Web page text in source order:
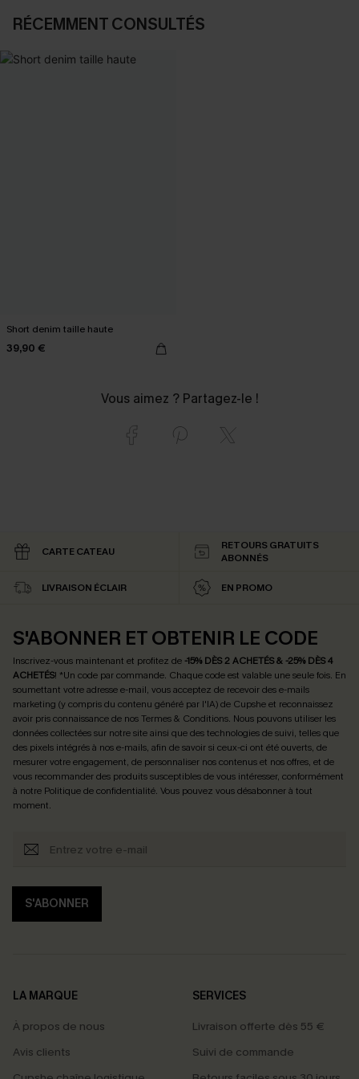
RÉCEMMENT CONSULTÉS
Short denim taille haute
39,90 €
Vous aimez ? Partagez-le !
CARTE CATEAU
RETOURS GRATUITS
ABONNÉS
LIVRAISON ÉCLAIR EN PROMO
S'ABONNER ET OBTENIR LE CODE
Inscrivez-vous maintenant et profitez de -15% DÈS 2 ACHETÉS & -25% DÈS 4
ACHETÉS! *Un code par commande. Chaque code est valable une seule fois. En
soumettant votre adresse e-mail, vous acceptez de recevoir des e-mails
marketing (y compris du contenu généré par l'IA) de Cupshe et reconnaissez
avoir pris connaissance de nosTermes & Conditions. Nous pouvons utiliser les
données collectées sur notre site ainsi que des technologies de suivi, telles que
des pixels intégrés à nos e-mails, afin de savoir si ceux-ci ont été ouverts, de
mesurer votre engagement, de personnaliser nos contenus et nos offres, et de
vous recommander des produits susceptibles de vous intéresser, conformément
à notre Politique de confidentialité. Vous pouvez vous désabonner à tout
moment.
S'ABONNER
LA MARQUE
À propos de nous
Avis clients
SERVICES
Livraison offerte dès 55 €
Suivi de commande